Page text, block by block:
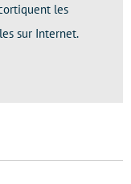
les
sur Internet.